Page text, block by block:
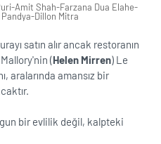
Amit Shah-Farzana Dua Elahe-
Dillon Mitra
satın alır ancak restoranın
(Helen Mirren) Le
aralarında amansız bir
bir evlilik değil, kalpteki